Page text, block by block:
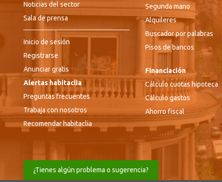
Noticias del sector
Sala de prensa
Inicio de sesión
Registrarse
Anunciar gratis
Alertas habitaclia
Preguntas frecuentes
Trabaja con nosotros
Recomendar habitaclia
Segunda mano
Alquileres
Buscador por palabras
Pisos de bancos
Financiación
Cálculo cuotas hipoteca
Cálculo gastos
Ahorro fiscal
¿Tienes algún problema o sugerencia?